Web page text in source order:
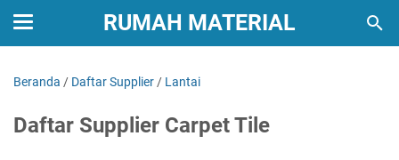
RUMAH MATERIAL
Beranda / Daftar Supplier / Lantai
Daftar Supplier Carpet Tile